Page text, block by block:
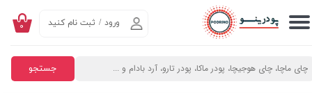
جستجو
ورود / ثبت نام کنید
حساب کاربری من
تغییر گذر واژه
۰